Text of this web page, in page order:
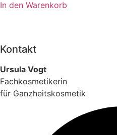
In den Warenkorb
Kontakt
Ursula Vogt
Fachkosmetikerin
für Ganzheitskosmetik